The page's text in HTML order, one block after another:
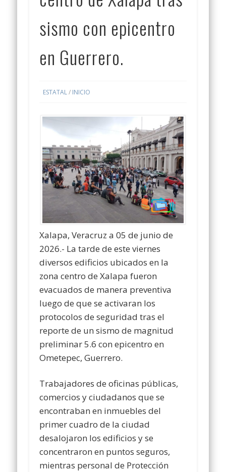
sismo con epicentro
en Guerrero.
ESTATAL/ INICIO
Xalapa, Veracruz a 05 de junio de
2026.- La tarde de este viernes
diversos edificios ubicados en la
zona centro de Xalapa fueron
evacuados de manera preventiva
luego de que se activaran los
protocolos de seguridad tras el
reporte de un sismo de magnitud
preliminar 5.6 con epicentro en
Ometepec, Guerrero.
Trabajadores de oficinas públicas,
comercios y ciudadanos que se
encontraban en inmuebles del
primer cuadro de la ciudad
desalojaron los edificios y se
concentraron en puntos seguros,
mientras personal de Protección